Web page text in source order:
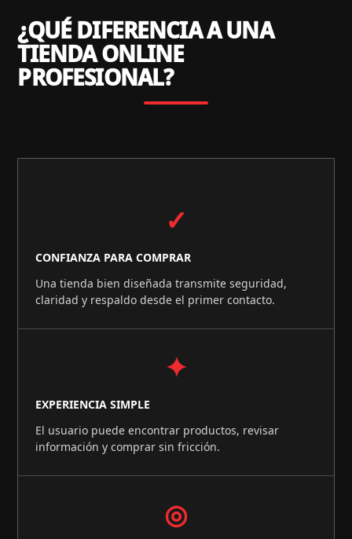
¿QUÉ DIFERENCIA A UNA
TIENDA ONLINE
PROFESIONAL?
✓
CONFIANZA PARA COMPRAR
Una tienda bien diseñada transmite seguridad,
claridad y respaldo desde el primer contacto.
✦
EXPERIENCIA SIMPLE
El usuario puede encontrar productos, revisar
información y comprar sin fricción.
◎